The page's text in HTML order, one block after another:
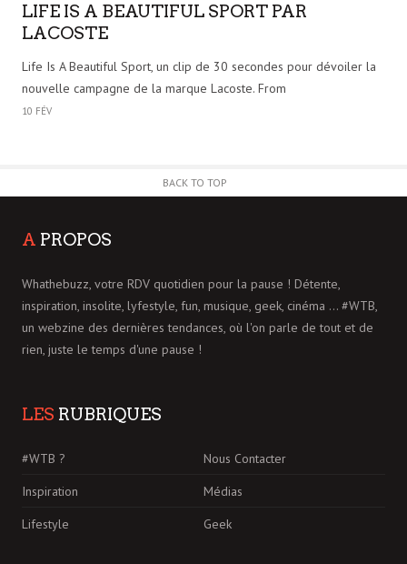
LIFE IS A BEAUTIFUL SPORT PAR
LACOSTE
Life Is A Beautiful Sport, un clip de 30 secondes pour dévoiler la
nouvelle campagne de la marque Lacoste. From
10 FÉV
BACK TO TOP
A PROPOS
Whathebuzz, votre RDV quotidien pour la pause ! Détente,
inspiration, insolite, lyfestyle, fun, musique, geek, cinéma ... #WTB,
un webzine des dernières tendances, où l'on parle de tout et de
rien, juste le temps d'une pause !
LES RUBRIQUES
#WTB ?
Nous Contacter
Inspiration
Médias
Lifestyle
Geek